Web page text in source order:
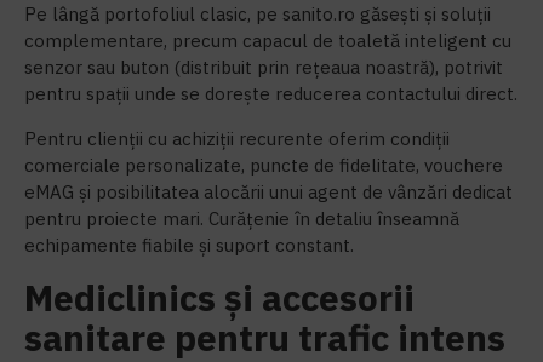
Pe lângă portofoliul clasic, pe sanito.ro găsești și soluții
complementare, precum capacul de toaletă inteligent cu
senzor sau buton (distribuit prin rețeaua noastră), potrivit
pentru spații unde se dorește reducerea contactului direct.
Pentru clienții cu achiziții recurente oferim condiții
comerciale personalizate, puncte de fidelitate, vouchere
eMAG și posibilitatea alocării unui agent de vânzări dedicat
pentru proiecte mari. Curățenie în detaliu înseamnă
echipamente fiabile și suport constant.
Mediclinics și accesorii
sanitare pentru trafic intens